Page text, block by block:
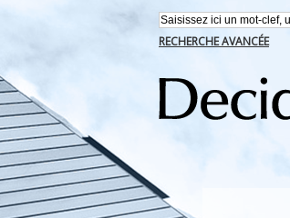
RECHERCHE AVANCÉE